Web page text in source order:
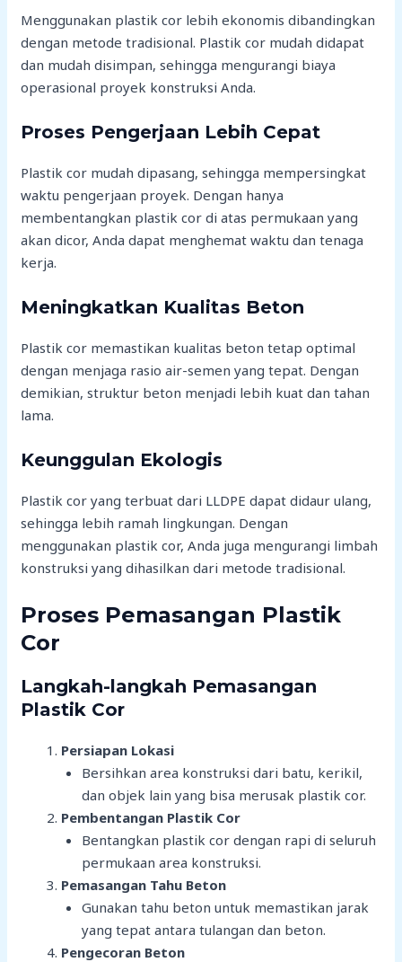
Menggunakan plastik cor lebih ekonomis dibandingkan
dengan metode tradisional. Plastik cor mudah didapat
dan mudah disimpan, sehingga mengurangi biaya
operasional proyek konstruksi Anda.
Proses Pengerjaan Lebih Cepat
Plastik cor mudah dipasang, sehingga mempersingkat
waktu pengerjaan proyek. Dengan hanya
membentangkan plastik cor di atas permukaan yang
akan dicor, Anda dapat menghemat waktu dan tenaga
kerja.
Meningkatkan Kualitas Beton
Plastik cor memastikan kualitas beton tetap optimal
dengan menjaga rasio air-semen yang tepat. Dengan
demikian, struktur beton menjadi lebih kuat dan tahan
lama.
Keunggulan Ekologis
Plastik cor yang terbuat dari LLDPE dapat didaur ulang,
sehingga lebih ramah lingkungan. Dengan
menggunakan plastik cor, Anda juga mengurangi limbah
konstruksi yang dihasilkan dari metode tradisional.
Proses Pemasangan Plastik
Cor
Langkah-langkah Pemasangan
Plastik Cor
Persiapan Lokasi
Bersihkan area konstruksi dari batu, kerikil,
dan objek lain yang bisa merusak plastik cor.
Pembentangan Plastik Cor
Bentangkan plastik cor dengan rapi di seluruh
permukaan area konstruksi.
Pemasangan Tahu Beton
Gunakan tahu beton untuk memastikan jarak
yang tepat antara tulangan dan beton.
Pengecoran Beton